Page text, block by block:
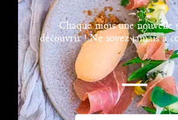
Chaque mois une nouvelle
découvrir ! Ne soyez jamais à